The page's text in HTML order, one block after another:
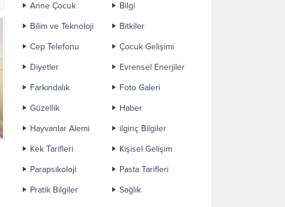
Anne Çocuk
Bilgi
Bilim ve Teknoloji
Bitkiler
Cep Telefonu
Çocuk Gelişimi
Diyetler
Evrensel Enerjiler
Farkındalık
Foto Galeri
Güzellik
Haber
Hayvanlar Alemi
ilginç Bilgiler
Kek Tarifleri
Kişisel Gelişim
Parapsikoloji
Pasta Tarifleri
Pratik Bilgiler
Sağlık